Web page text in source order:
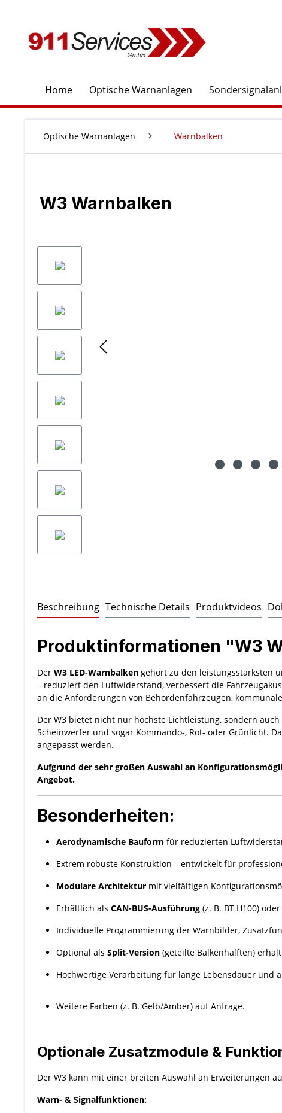
Home Optische Warnanlagen
Optische Warnanlagen Warnbalken
W3 Warnbalken
Beschreibung Technische Details Produktvideos
Produktinformationen "W3
Der W3 LED-Warnbalken gehört zu den leistungsstärksten
– reduziert den Luftwiderstand, verbessert die
an die Anforderungen von Behördenfahrzeugen,
Der W3 bietet nicht nur höchste Lichtleistung, sondern
Scheinwerfer und sogar Kommando-, Rot- oder Grünlicht.
angepasst werden.
Aufgrund der sehr großen Auswahl an
Angebot.
Besonderheiten:
Aerodynamische Bauform für reduzierten
Extrem robuste Konstruktion – entwickelt für
Modulare Architektur mit vielfältigen
Erhältlich als CAN-BUS-Ausführung (z. B. BT H100) oder
Individuelle Programmierung der Warnbilder,
Optional als Split-Version (geteilte Balkenhälften)
Hochwertige Verarbeitung für lange Lebensdauer und
Weitere Farben (z. B. Gelb/Amber) auf Anfrage.
Optionale Zusatzmodule &
Der W3 kann mit einer breiten Auswahl an Erweiterungen
Warn- & Signalfunktionen: